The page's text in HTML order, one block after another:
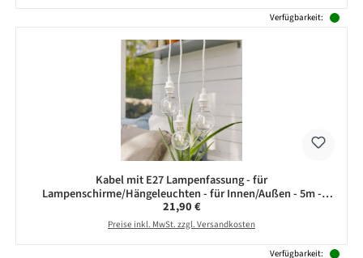
Verfügbarkeit:
Kabel mit E27 Lampenfassung - für
Lampenschirme/Hängeleuchten - für Innen/Außen - 5m -
weiß
Regulärer Preis:
21,90 €
Preise inkl. MwSt. zzgl. Versandkosten
Verfügbarkeit: